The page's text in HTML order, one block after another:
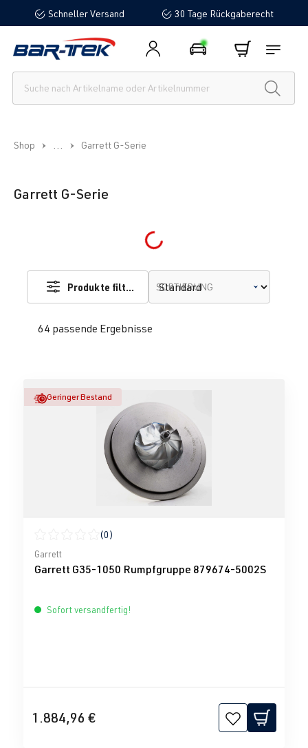
springenSchneller Versand 30 Tage Rückgaberecht
Shop ... Garrett G-Serie
Garrett G-Serie
Loading...
64 passende Ergebnisse
Produkte filtern SORTIERUNG
Geringer Bestand
Durchschnittliche Bewertung von 0 von 5 Sternen
(0)
Garrett
Garrett G35-1050 Rumpfgruppe 879674-5002S
Sofort versandfertig!
1.884,96 €